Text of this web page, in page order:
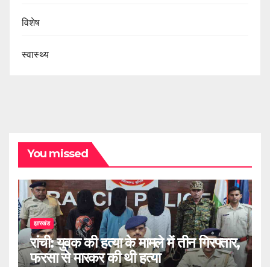
विशेष
स्वास्थ्य
You missed
झारखंड
रांची: युवक की हत्या के मामले में तीन गिरफ्तार,
फरसा से मारकर की थी हत्या